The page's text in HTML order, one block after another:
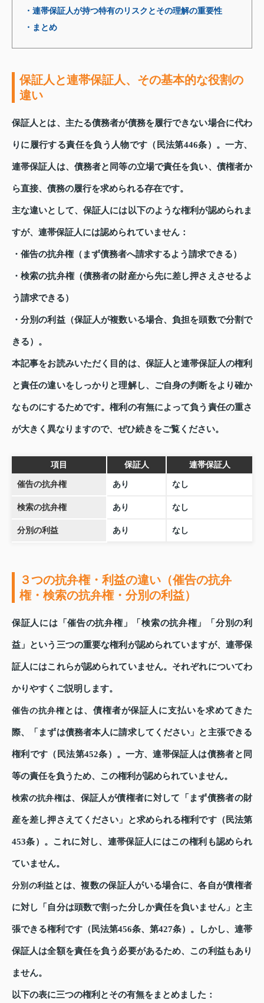
・連帯保証人が持つ特有のリスクとその理解の重要性
・まとめ
保証人と連帯保証人、その基本的な役割の
違い
保証人とは、主たる債務者が債務を履行できない場合に代わ
りに履行する責任を負う人物です（民法第446条）。一方、
連帯保証人は、債務者と同等の立場で責任を負い、債権者か
ら直接、債務の履行を求められる存在です。
主な違いとして、保証人には以下のような権利が認められま
すが、連帯保証人には認められていません：
・催告の抗弁権（まず債務者へ請求するよう請求できる）
・検索の抗弁権（債務者の財産から先に差し押さえさせるよ
う請求できる）
・分別の利益（保証人が複数いる場合、負担を頭数で分割で
きる）。
本記事をお読みいただく目的は、保証人と連帯保証人の権利
と責任の違いをしっかりと理解し、ご自身の判断をより確か
なものにするためです。権利の有無によって負う責任の重さ
が大きく異なりますので、ぜひ続きをご覧ください。
項目 保証人 連帯保証人
催告の抗弁権 あり なし
検索の抗弁権 あり なし
分別の利益 あり なし
３つの抗弁権・利益の違い（催告の抗弁
権・検索の抗弁権・分別の利益）
保証人には「催告の抗弁権」「検索の抗弁権」「分別の利
益」という三つの重要な権利が認められていますが、連帯保
証人にはこれらが認められていません。それぞれについてわ
かりやすくご説明します。
催告の抗弁権 とは、債権者が保証人に支払いを求めてきた
際、「まずは債務者本人に請求してください」と主張できる
権利です（民法第452条）。一方、連帯保証人は債務者と同
等の責任を負うため、この権利が認められていません。
検索の抗弁権は、保証人が債権者に対して「まず債務者の財
産を差し押さえてください」と求められる権利です（民法第
453条）。これに対し、連帯保証人にはこの権利も認められ
ていません。
分別の利益 とは、複数の保証人がいる場合に、各自が債権者
に対し「自分は頭数で割った分しか責任を負いません」と主
張できる権利です（民法第456条、第427条）。しかし、連帯
保証人は全額を責任を負う必要があるため、この利益もあり
ません。
以下の表に三つの権利とその有無をまとめました：